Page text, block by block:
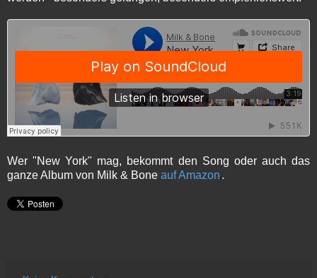
Wer "New York" mag, bekommt den Song oder auch das
ganze Album von Milk & Bone auf Amazon .